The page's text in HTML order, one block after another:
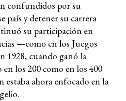
confundidos por su
país y detener su carrera
su participación en
—como en los Juegos
1928, cuando ganó la
los 200 como en los 400
ahora enfocado en la